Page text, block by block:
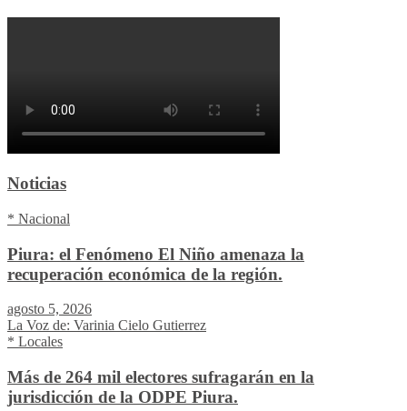
Noticias
* Nacional
Piura: el Fenómeno El Niño amenaza la
recuperación económica de la región.
agosto 5, 2026
La Voz de: Varinia Cielo Gutierrez
* Locales
Más de 264 mil electores sufragarán en la
jurisdicción de la ODPE Piura.